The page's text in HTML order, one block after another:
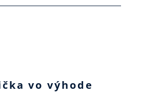
vo výhode